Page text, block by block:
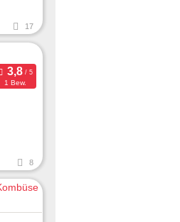
17
1 Bew.
8